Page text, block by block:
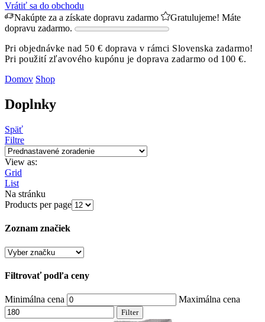
Vrátiť sa do obchodu
Nakúpte za a získate dopravu zadarmo
Gratulujeme! Máte
dopravu zadarmo.
Pri objednávke nad 50 € doprava v rámci Slovenska zadarmo!
Pri použití zľavového kupónu je doprava zadarmo od 100 €.
Domov Shop
Doplnky
Späť
Filtre
View as:
Grid
List
Na stránku
Products per page
Zoznam značiek
Filtrovať podľa ceny
Minimálna cena Maximálna cena
Filter